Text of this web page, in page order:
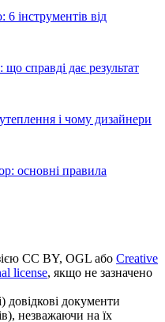
інструментів від
справді дає результат
і чому дизайнери
основні правила
CC BY, OGL або Creative
license, якщо не зазначено
довідкові документи
незважаючи на їх